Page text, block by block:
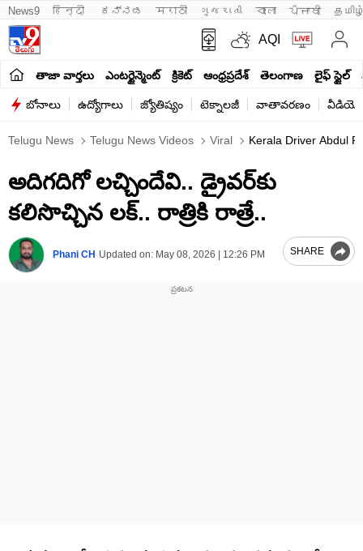
News9 हिन्दी ಕನ್ನಡ मराठी ગુજરાતી বাংলা ਪੰਜਾਬੀ
AQI
తాజా వార్తలు ఎంటర్టైన్మెంట్ క్రికెట్ ఆంధ్రప్రదేశ్ తెలంగాణ లైఫ్ స్టైల్
బోనాలు ఉద్యోగాలు జ్యోతిష్యం టెక్నాలజీ వాతావరణం
Telugu News Telugu News Videos Viral Kerala Driver Abdul
అదిగదిగో లచ్చిందేవి.. డ్రైవర్‌కు
కలిసొచ్చిన లక్.. రాత్రికి రాత్రే..
Phani CH Updated on: May 08, 2026 | 12:26 PM SHARE